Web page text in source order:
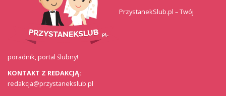
PrzystanekSlub.pl – Twój
poradnik, portal ślubny!
KONTAKT Z REDAKCJĄ:
redakcja@przystanekslub.pl